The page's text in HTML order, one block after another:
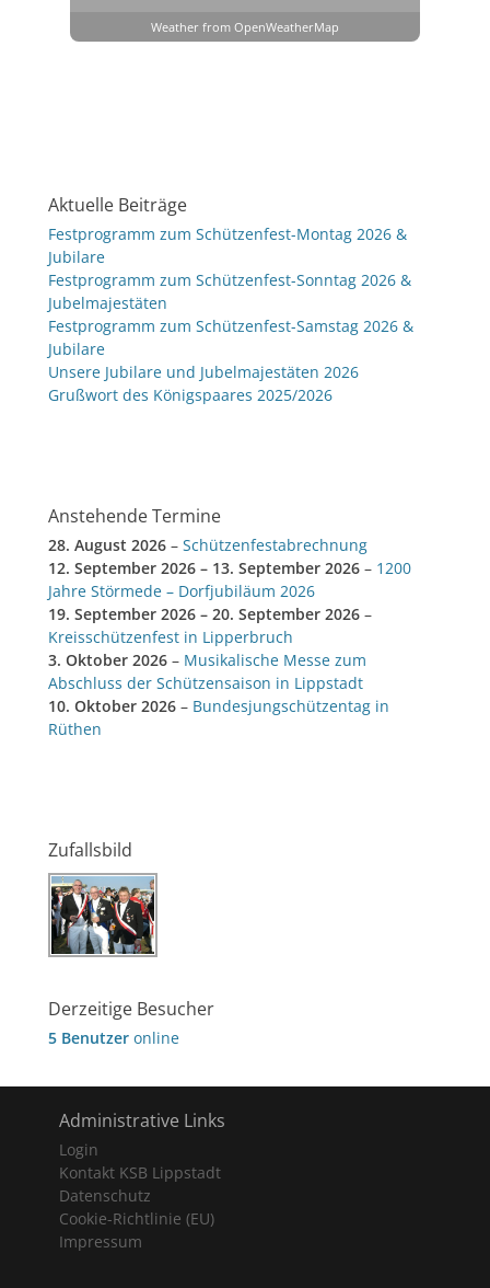
Weather from OpenWeatherMap
Aktuelle Beiträge
Festprogramm zum Schützenfest-Montag 2026 &
Jubilare
Festprogramm zum Schützenfest-Sonntag 2026 &
Jubelmajestäten
Festprogramm zum Schützenfest-Samstag 2026 &
Jubilare
Unsere Jubilare und Jubelmajestäten 2026
Grußwort des Königspaares 2025/2026
Anstehende Termine
28. August 2026 – Schützenfestabrechnung
12. September 2026 – 13. September 2026 – 1200
Jahre Störmede – Dorfjubiläum 2026
19. September 2026 – 20. September 2026 –
Kreisschützenfest in Lipperbruch
3. Oktober 2026 – Musikalische Messe zum
Abschluss der Schützensaison in Lippstadt
10. Oktober 2026 – Bundesjungschützentag in
Rüthen
Zufallsbild
Derzeitige Besucher
5 Benutzer online
Administrative Links
Login
Kontakt KSB Lippstadt
Datenschutz
Cookie-Richtlinie (EU)
Impressum